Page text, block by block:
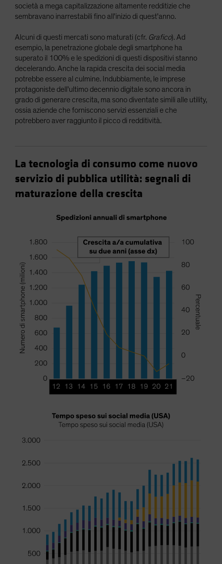
società a mega capitalizzazione altamente redditizie che
sembravano inarrestabili fino all'inizio di quest'anno.
Alcuni di questi mercati sono maturati (cfr. Grafico). Ad
esempio, la penetrazione globale degli smartphone ha
superato il 100% e le spedizioni di questi dispositivi stanno
decelerando. Anche la rapida crescita dei social media
potrebbe essere al culmine. Indubbiamente, le imprese
protagoniste dell'ultimo decennio digitale sono ancora in
grado di generare crescita, ma sono diventate simili alle utility,
ossia aziende che forniscono servizi essenziali e che
potrebbero aver raggiunto il picco di redditività.
La tecnologia di consumo come nuovo
servizio di pubblica utilità: segnali di
maturazione della crescita